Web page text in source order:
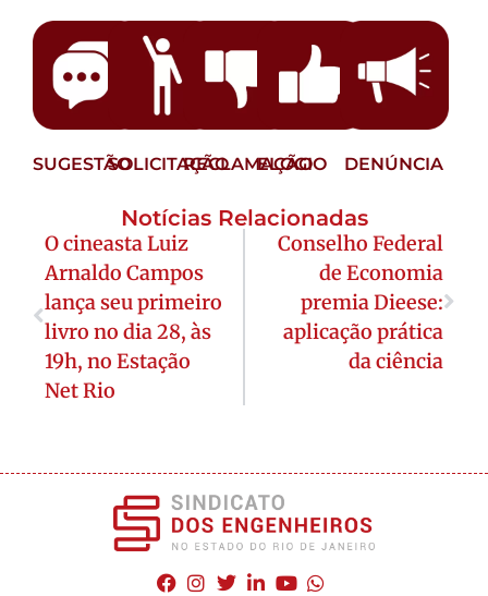
SUGESTÃOSOLICITAÇÃORECLAMAÇÃO
ELOGIO DENÚNCIA
Notícias Relacionadas
O cineasta Luiz
Arnaldo Campos
lança seu primeiro
livro no dia 28, às
19h, no Estação
Net Rio
Conselho Federal
de Economia
premia Dieese:
aplicação prática
da ciência